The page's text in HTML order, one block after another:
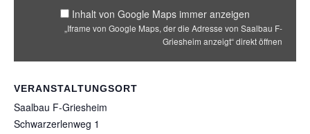
VERANSTALTUNGSORT
Saalbau F-Griesheim
Schwarzerlenweg 1
Inhalt von Google Maps immer anzeigen
„Iframe von Google Maps, der die Adresse von Saalbau F-
Griesheim anzeigt“ direkt öffnen